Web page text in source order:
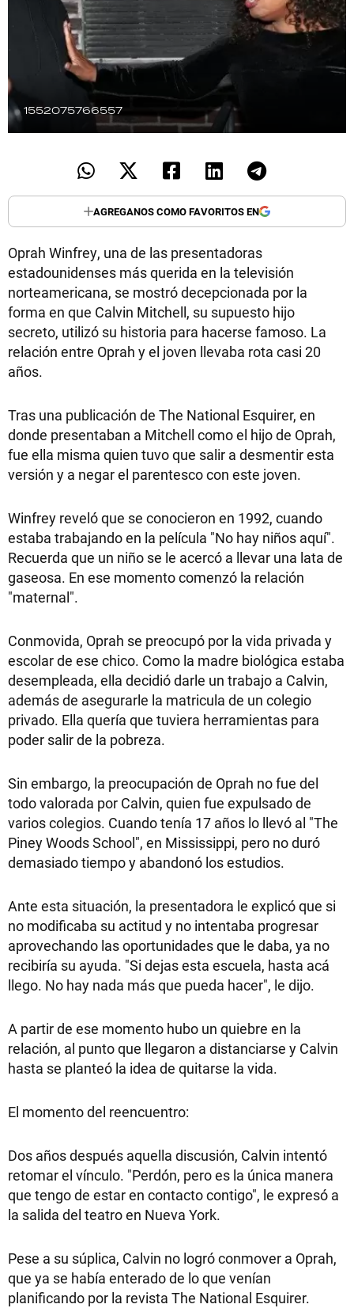
1552075766557
AGREGANOS COMO FAVORITOS EN
Oprah Winfrey, una de las presentadoras
estadounidenses más querida en la televisión
norteamericana, se mostró decepcionada por la
forma en que Calvin Mitchell, su supuesto hijo
secreto, utilizó su historia para hacerse famoso. La
relación entre Oprah y el joven llevaba rota casi 20
años.
Tras una publicación de The National Esquirer, en
donde presentaban a Mitchell como el hijo de Oprah,
fue ella misma quien tuvo que salir a desmentir esta
versión y a negar el parentesco con este joven.
Winfrey reveló que se conocieron en 1992, cuando
estaba trabajando en la película "No hay niños aquí".
Recuerda que un niño se le acercó a llevar una lata de
gaseosa. En ese momento comenzó la relación
"maternal".
Conmovida, Oprah se preocupó por la vida privada y
escolar de ese chico. Como la madre biológica estaba
desempleada, ella decidió darle un trabajo a Calvin,
además de asegurarle la matricula de un colegio
privado. Ella quería que tuviera herramientas para
poder salir de la pobreza.
Sin embargo, la preocupación de Oprah no fue del
todo valorada por Calvin, quien fue expulsado de
varios colegios. Cuando tenía 17 años lo llevó al "The
Piney Woods School", en Mississippi, pero no duró
demasiado tiempo y abandonó los estudios.
Ante esta situación, la presentadora le explicó que si
no modificaba su actitud y no intentaba progresar
aprovechando las oportunidades que le daba, ya no
recibiría su ayuda. "Si dejas esta escuela, hasta acá
llego. No hay nada más que pueda hacer", le dijo.
A partir de ese momento hubo un quiebre en la
relación, al punto que llegaron a distanciarse y Calvin
hasta se planteó la idea de quitarse la vida.
El momento del reencuentro:
Dos años después aquella discusión, Calvin intentó
retomar el vínculo. "Perdón, pero es la única manera
que tengo de estar en contacto contigo", le expresó a
la salida del teatro en Nueva York.
Pese a su súplica, Calvin no logró conmover a Oprah,
que ya se había enterado de lo que venían
planificando por la revista The National Esquirer.
TECNOLOGÍA
RECETAS
PALABRAS